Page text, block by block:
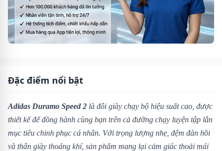
Đặc điểm nổi bật
Adidas Duramo Speed 2 là đôi giày chạy bộ hiệu suất cao, được
thiết kế để đồng hành cùng bạn trên cả đường chạy luyện tập lẫn
mục tiêu chinh phục cá nhân. Với trọng lượng nhẹ, đệm đàn hồi
và thân giày thoáng khí, sản phẩm mang lại cảm giác thoải mái